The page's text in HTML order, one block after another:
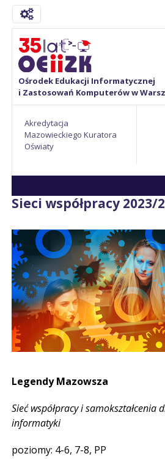
Ośrodek Edukacji Informatycznej
i Zastosowań Komputerów w
Akredytacja
Mazowieckiego Kuratora
Oświaty
Sieci współpracy 2023/
Legendy Mazowsza
Sieć współpracy i samokształcenia
informatyki
poziomy: 4-6, 7-8, PP